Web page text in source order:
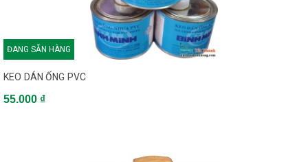
ĐANG SẴN HÀNG
KEO DÁN ỐNG PVC
55.000 ₫